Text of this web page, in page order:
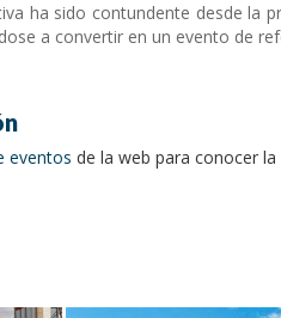
ha sido contundente desde la
a convertir en un evento de
eventos de la web para conocer